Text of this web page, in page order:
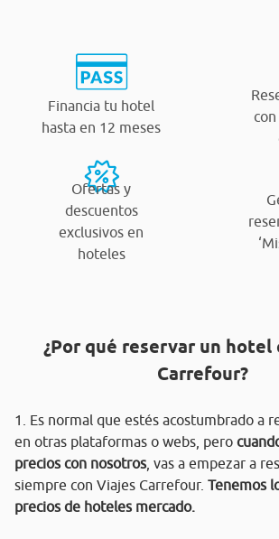
Financia tu hotel
hasta en 12 meses
con
Ofertas y
descuentos
exclusivos en
hoteles
¿Por qué reservar un hotel
Carrefour?
1. Es normal que estés acostumbrado a
en otras plataformas o webs, pero
precios con nosotros, vas a empezar a
siempre con Viajes Carrefour. Tenemos
precios de hoteles mercado.